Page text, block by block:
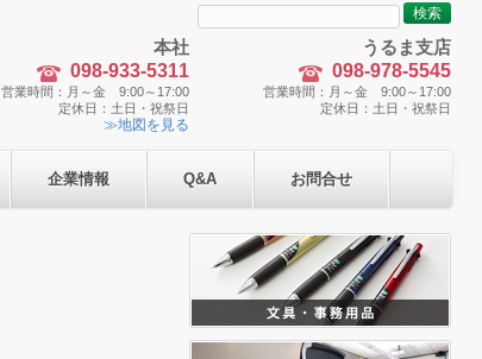
検
索:
本社
098-933-5311
営業時間：月～金 9:00～17:00
定休日：土日・祝祭日
≫地図を見る
うるま支店
098-978-5545
営業時間：月～金 9:00～17:00
定休日：土日・祝祭日
企業情報 Q&A お問合せ